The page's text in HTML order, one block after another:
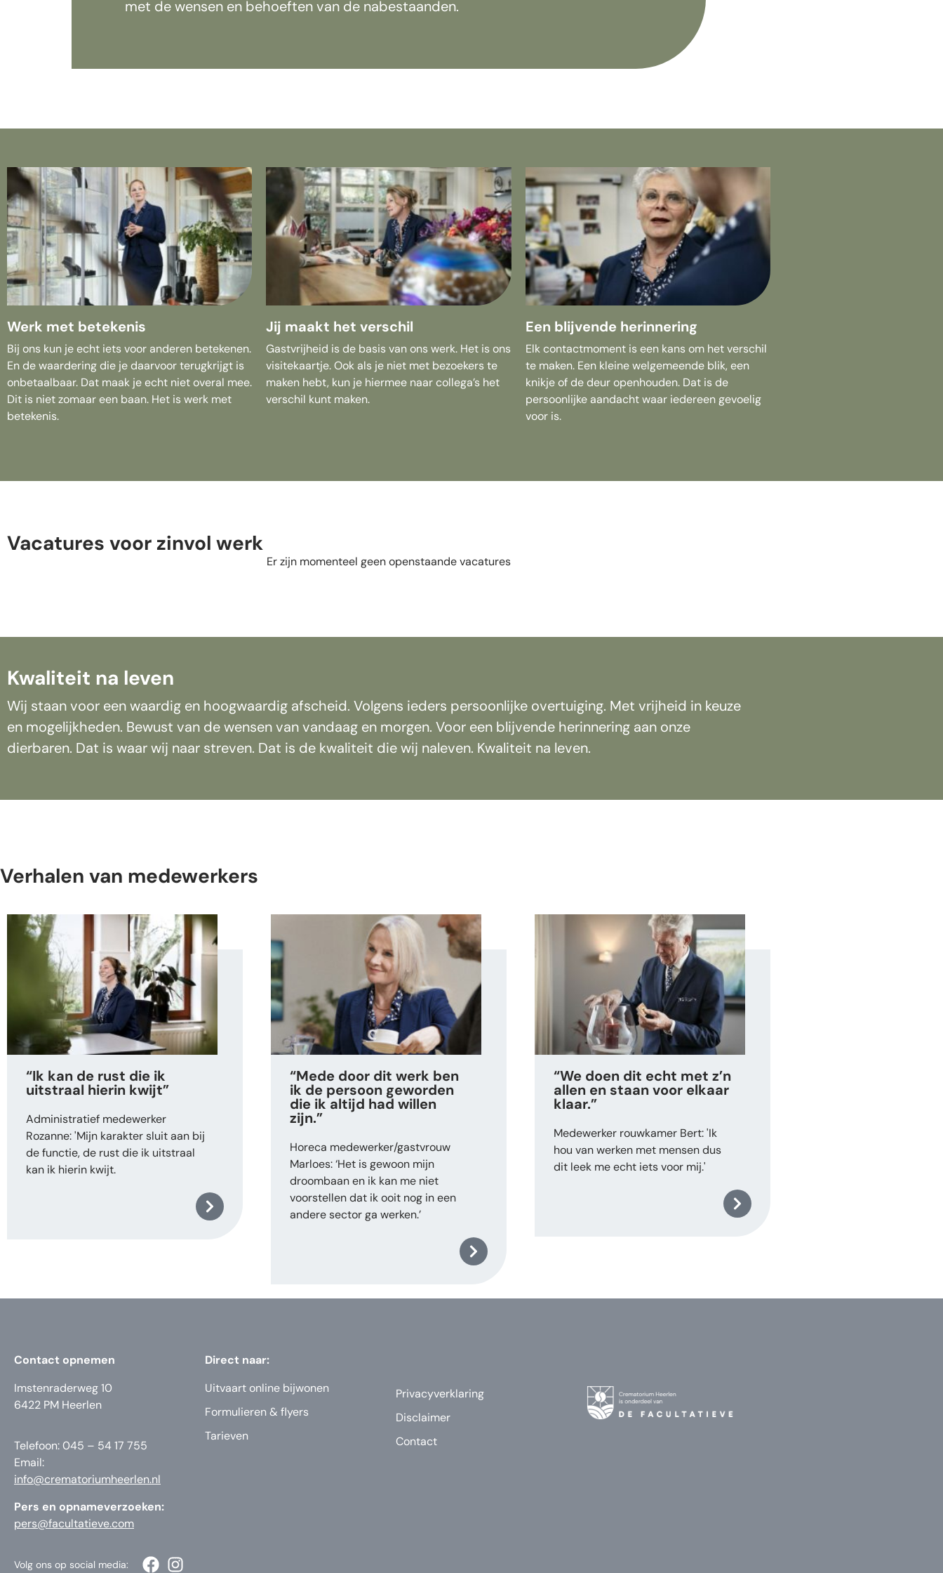
met de wensen en behoeften van de nabestaanden.
Werk met betekenis
Bij ons kun je echt iets voor anderen betekenen.
En de waardering die je daarvoor terugkrijgt is
onbetaalbaar. Dat maak je echt niet overal mee.
Dit is niet zomaar een baan. Het is werk met
betekenis.
Jij maakt het verschil
Gastvrijheid is de basis van ons werk. Het is ons
visitekaartje. Ook als je niet met bezoekers te
maken hebt, kun je hiermee naar collega’s het
verschil kunt maken.
Een blijvende herinnering
Elk contactmoment is een kans om het verschil
te maken. Een kleine welgemeende blik, een
knikje of de deur openhouden. Dat is de
persoonlijke aandacht waar iedereen gevoelig
voor is.
Vacatures voor zinvol werk
Er zijn momenteel geen openstaande vacatures
Kwaliteit na leven
Wij staan voor een waardig en hoogwaardig afscheid. Volgens ieders persoonlijke overtuiging. Met vrijheid in keuze
en mogelijkheden. Bewust van de wensen van vandaag en morgen. Voor een blijvende herinnering aan onze
dierbaren. Dat is waar wij naar streven. Dat is de kwaliteit die wij naleven. Kwaliteit na leven.
Verhalen van medewerkers
“Ik kan de rust die ik
uitstraal hierin kwijt”
Administratief medewerker
Rozanne: 'Mijn karakter sluit aan bij
de functie, de rust die ik uitstraal
kan ik hierin kwijt.
“Mede door dit werk ben
ik de persoon geworden
die ik altijd had willen
zijn.”
Horeca medewerker/gastvrouw
Marloes: ‘Het is gewoon mijn
droombaan en ik kan me niet
voorstellen dat ik ooit nog in een
andere sector ga werken.’
“We doen dit echt met z’n
allen en staan voor elkaar
klaar.”
Medewerker rouwkamer Bert: 'Ik
hou van werken met mensen dus
dit leek me echt iets voor mij.'
Contact opnemen
Imstenraderweg 10
6422 PM Heerlen
Telefoon: 045 – 54 17 755
Email:
info@crematoriumheerlen.nl
Pers en opnameverzoeken:
pers@facultatieve.com
Direct naar:
Uitvaart online bijwonen
Formulieren & flyers
Tarieven
Privacyverklaring
Disclaimer
Contact
Volg ons op social media: